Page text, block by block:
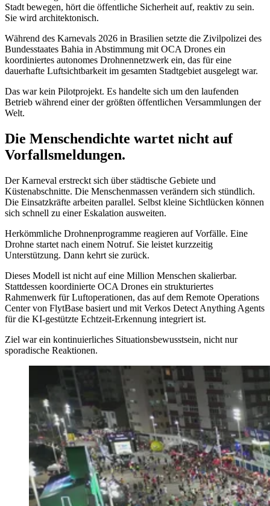
Stadt bewegen, hört die öffentliche Sicherheit auf, reaktiv zu sein.
Sie wird architektonisch.
Während des Karnevals 2026 in Brasilien setzte die Zivilpolizei des
Bundesstaates Bahia in Abstimmung mit OCA Drones ein
koordiniertes autonomes Drohnennetzwerk ein, das für eine
dauerhafte Luftsichtbarkeit im gesamten Stadtgebiet ausgelegt war.
Das war kein Pilotprojekt. Es handelte sich um den laufenden
Betrieb während einer der größten öffentlichen Versammlungen der
Welt.
Die Menschendichte wartet nicht auf
Vorfallsmeldungen.
Der Karneval erstreckt sich über städtische Gebiete und
Küstenabschnitte. Die Menschenmassen verändern sich stündlich.
Die Einsatzkräfte arbeiten parallel. Selbst kleine Sichtlücken können
sich schnell zu einer Eskalation ausweiten.
Herkömmliche Drohnenprogramme reagieren auf Vorfälle. Eine
Drohne startet nach einem Notruf. Sie leistet kurzzeitig
Unterstützung. Dann kehrt sie zurück.
Dieses Modell ist nicht auf eine Million Menschen skalierbar.
Stattdessen koordinierte OCA Drones ein strukturiertes
Rahmenwerk für Luftoperationen, das auf dem Remote Operations
Center von FlytBase basiert und mit Verkos Detect Anything Agents
für die KI-gestützte Echtzeit-Erkennung integriert ist.
Ziel war ein kontinuierliches Situationsbewusstsein, nicht nur
sporadische Reaktionen.